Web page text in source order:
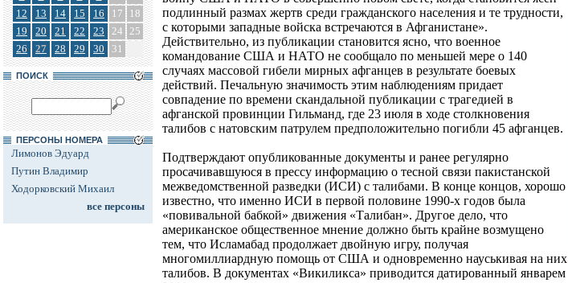
12
13 14 15 16 17
18
19
20 21 22 23 24 25
26
27 28 29 30 31
ПОИСК
ПЕРСОНЫ НОМЕРА
Лимонов Эдуард
Путин Владимир
Ходорковский Михаил
все персоны
подлинный размах жертв среди гражданского населения и те трудности,
с которыми западные войска встречаются в Афганистане».
Действительно, из публикации становится ясно, что военное
командование США и НАТО не сообщало по меньшей мере о 140
случаях массовой гибели мирных афганцев в результате боевых
действий. Печальную значимость этим наблюдениям придает
совпадение по времени скандальной публикации с трагедией в
афганской провинции Гильманд, где 23 июля в ходе столкновения
талибов с натовским патрулем предположительно погибли 45 афганцев.
Подтверждают опубликованные документы и ранее регулярно
просачивавшуюся в прессу информацию о тесной связи пакистанской
межведомственной разведки (ИСИ) с талибами. В конце концов, хорошо
известно, что именно ИСИ в первой половине 1990-х годов была
«повивальной бабкой» движения «Талибан». Другое дело, что
американское общественное мнение должно быть крайне возмущено
тем, что Исламабад продолжает двойную игру, получая
многомиллиардную помощь от США и одновременно науськивая на них
талибов. В документах «Викиликса» приводится датированный январем